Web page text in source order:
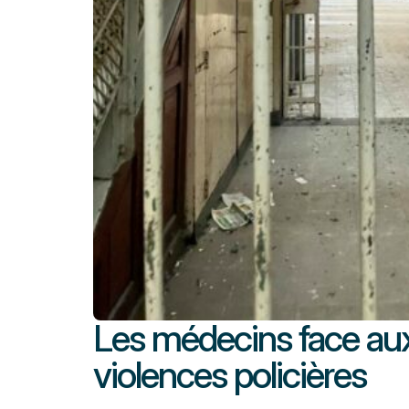
Les médecins face
violences policières